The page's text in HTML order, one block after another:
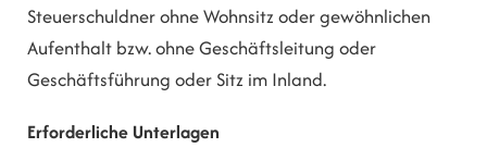
Steuerschuldner ohne Wohnsitz oder gewöhnlichen
Aufenthalt bzw. ohne Geschäftsleitung oder
Geschäftsführung oder Sitz im Inland.
Erforderliche Unterlagen